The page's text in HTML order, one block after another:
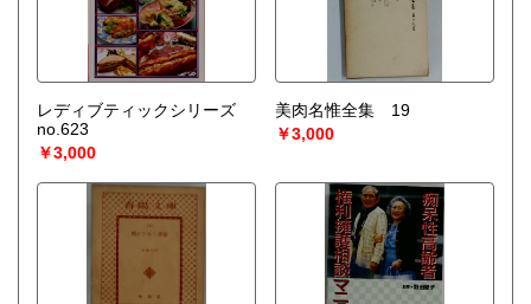
レディブティックシリーズ
no.623
￥3,000
美肉名惟全集 19
￥3,000